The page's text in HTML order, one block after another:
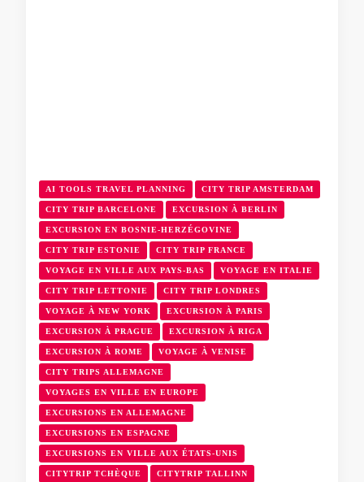
AI TOOLS TRAVEL PLANNING CITY TRIP AMSTERDAM
CITY TRIP BARCELONE EXCURSION À BERLIN
EXCURSION EN BOSNIE-HERZÉGOVINE
CITY TRIP ESTONIE CITY TRIP FRANCE
VOYAGE EN VILLE AUX PAYS-BAS VOYAGE EN ITALIE
CITY TRIP LETTONIE CITY TRIP LONDRES
VOYAGE À NEW YORK EXCURSION À PARIS
EXCURSION À PRAGUE EXCURSION À RIGA
EXCURSION À ROME VOYAGE À VENISE
CITY TRIPS ALLEMAGNE
VOYAGES EN VILLE EN EUROPE
EXCURSIONS EN ALLEMAGNE
EXCURSIONS EN ESPAGNE
EXCURSIONS EN VILLE AUX ÉTATS-UNIS
CITYTRIP TCHÈQUE CITYTRIP TALLINN